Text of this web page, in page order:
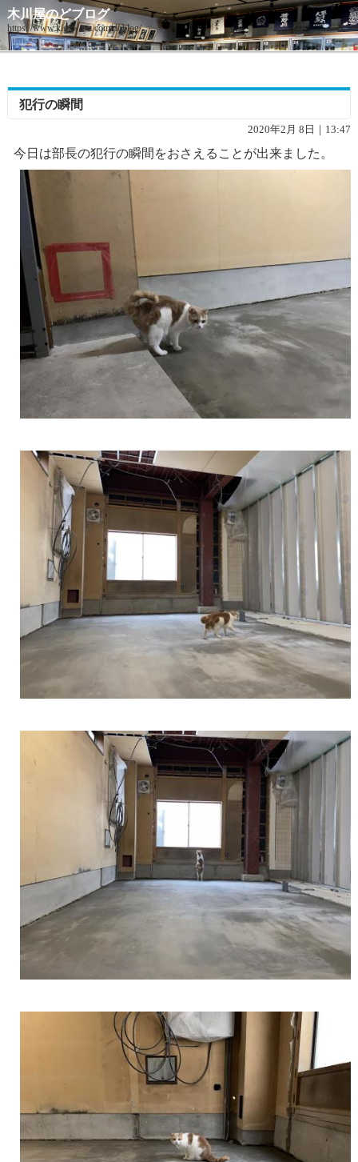
木川屋のどブログ
https://www.kigawaya.com/doblog/
犯行の瞬間
2020年2月 8日｜13:47
今日は部長の犯行の瞬間をおさえることが出来ました。